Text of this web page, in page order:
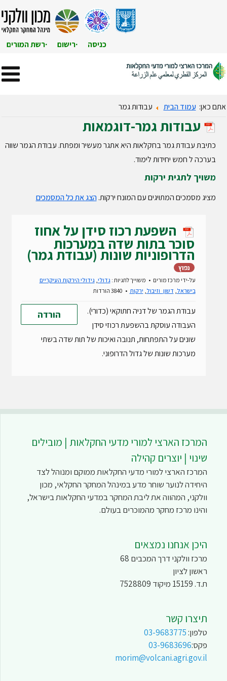
כניסה רישום רשת המורים
אתם כאן: עמוד הבית עבודות גמר
עבודות גמר-דוגמאות
כתיבת עבודת גמר בחקלאות היא אתגר מעשיר ומפתח. עבודת הגמר שווה
בערכה ל חמש יחידות לימוד.
משויך לתגית ירקות
מציג מסמכים המתויגים עם המונח ירקות.הצג את כל המסמכים
השפעת רכוז סידן על אחוז
סוכר בתות שדה במערכות
הדרופוניות שונות (עבודת גמר)
נפוץ
על-ידי מרכז מורים משוייך לתגיות : גדולי, גידולי הירקות העיקריים
בישראל, דשון_וזיבול, ירקות
הורדה
עבודת הגמר של דניה חתוקאי (כדורי).
העבודה עוסקת בהשפעת רכוזי סידן
שונים על התפתחות, תנובה ואיכות של תות שדה בשתי
מערכות שונות של גדול הדרופוני.
המרכז הארצי למורי מדעי החקלאות | מובילים
שינוי | יוצרים קהילה
המרכז הארצי למורי מדעי החקלאות ממוקם ומנוהל לצד
היחידה לנוער שוחר מדע במינהל המחקר החקלאי, מכון
וולקני, המהווה את ליבת המחקר במדעי החקלאות בישראל,
והינו מרכז מחקר מהמוכרים בעולם.
היכן אנחנו נמצאים
מרכז וולקני דרך המכבים 68
ראשון לציון
ת.ד. 15159 מיקוד 7528809
תיצרו קשר
טלפון:03-9683775
פקס:03-9683696
morim@volcani.agri.gov.il